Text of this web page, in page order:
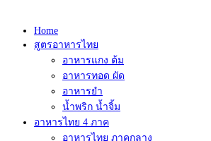
Home
สูตรอาหารไทย
อาหารแกง ต้ม
อาหารทอด ผัด
อาหารยำ
น้ำพริก น้ำจิ้ม
อาหารไทย 4 ภาค
อาหารไทย ภาคกลาง